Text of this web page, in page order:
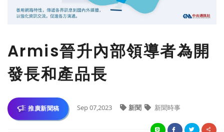
Armis晉升內部領導者為開
發長和產品長
推廣新聞稿 Sep 07,2023 新聞 新聞時事